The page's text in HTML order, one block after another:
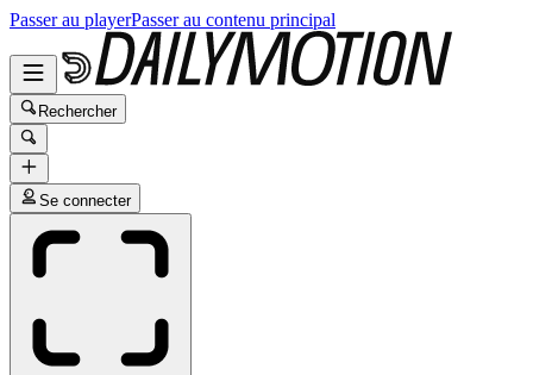
Passer au playerPasser au contenu principal
Rechercher
Se connecter